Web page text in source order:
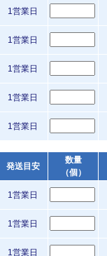
1営業日
1営業日
1営業日
1営業日
1営業日
発送目安
数量
（個）
1営業日
1営業日
1営業日